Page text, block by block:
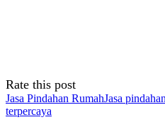
Rate this post
Jasa Pindahan RumahJasa
terpercaya